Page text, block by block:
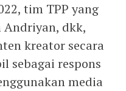
tim TPP yang
Andriyan, dkk,
kreator secara
sebagai respons
media